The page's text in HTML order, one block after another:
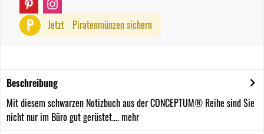
P Jetzt Piratenmünzen sichern
Beschreibung
Mit diesem schwarzen Notizbuch aus der CONCEPTUM® Reihe sind Sie
nicht nur im Büro gut gerüstet....mehr